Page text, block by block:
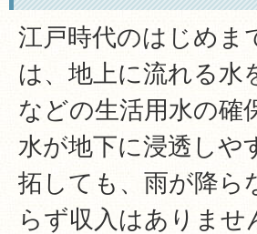
江戸時代のはじめま
は、地上に流れる水
などの生活用水の確
水が地下に浸透しや
拓しても、雨が降ら
らず収入はありま